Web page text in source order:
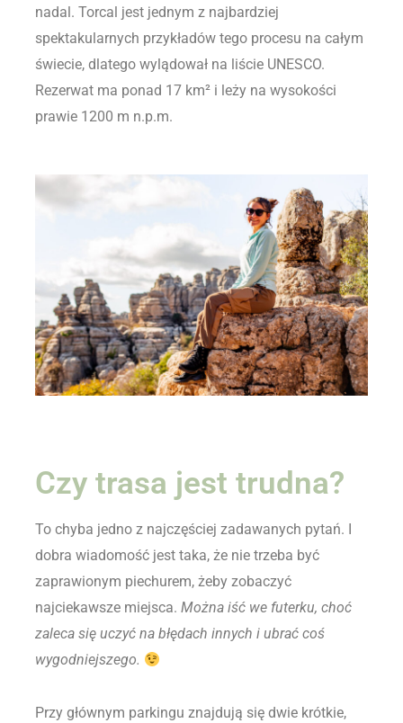
nadal. Torcal jest jednym z najbardziej
spektakularnych przykładów tego procesu na całym
świecie, dlatego wylądował na liście UNESCO.
Rezerwat ma ponad 17 km² i leży na wysokości
prawie 1200 m n.p.m.
Czy trasa jest trudna?
To chyba jedno z najczęściej zadawanych pytań. I
dobra wiadomość jest taka, że nie trzeba być
zaprawionym piechurem, żeby zobaczyć
najciekawsze miejsca. Można iść we futerku, choć
zaleca się uczyć na błędach innych i ubrać coś
wygodniejszego.
Przy głównym parkingu znajdują się dwie krótkie,